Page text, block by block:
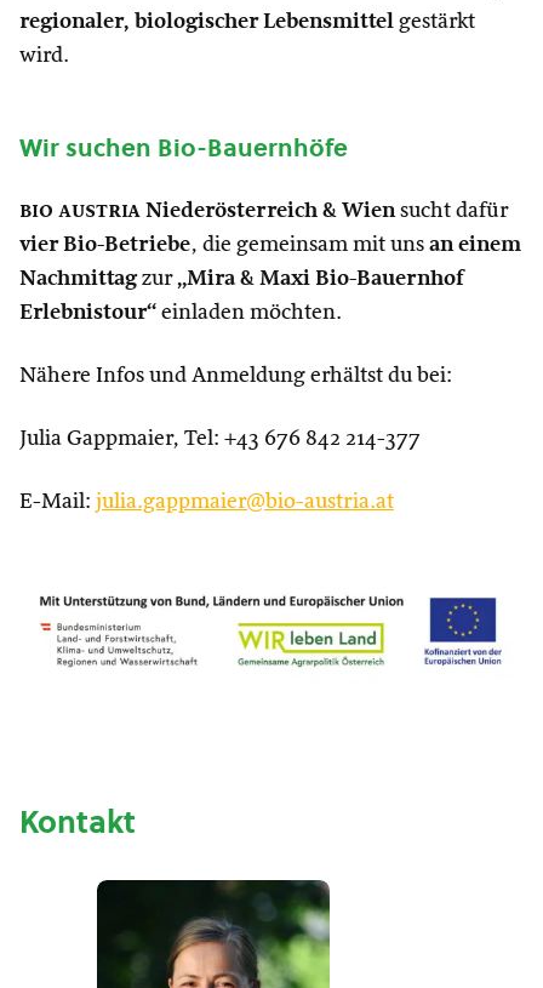
regionaler, biologischer Lebensmittel gestärkt
wird.
Wir suchen Bio-Bauernhöfe
bio austria Niederösterreich & Wiensucht dafür
vier Bio-Betriebe, die gemeinsam mit uns an einem
Nachmittagzur„Mira & Maxi Bio-Bauernhof
Erlebnistour“ einladen möchten.
Nähere Infos und Anmeldung erhältst du bei:
Julia Gappmaier, Tel: +43 676 842 214-377
E-Mail: julia.gappmaier@bio-austria.at
Kontakt